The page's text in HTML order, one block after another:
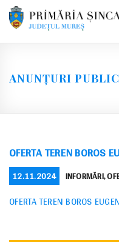
Skip
ANUNȚURI
OFERTA TEREN BOROS
POSTED
ON
12.11.2024 CATEGORIES
INFORMĂRI,
OFERTA TEREN BOROS